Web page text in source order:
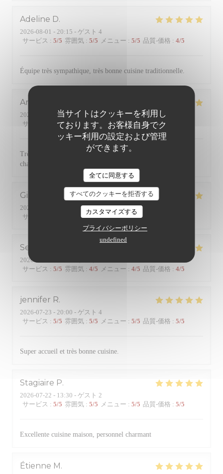
当サイトはクッキーを利用し
ております。お客様自身でク
ッキー利用の設定および管理
ができます。
全てに同意する
すべてのクッキーを拒否する
カスタマイズする
プライバシーポリシー
undefined
Adeline D
2026-08-01 - 20:15 - ゲスト 4
サービス : 5/5 雰囲気 : 5/5 メニュー : 5/5 品質-価格 : 4/5
Équipe très sympathique, très bonne cuisine traditionnelle.
Anne
2026-07-31
- 20:00 - ゲスト 4
サービス
/5 雰囲気: 5/5 メニュー: 5/5 品質-価格
Très bonne cuisine avec des produits de qualité. Service
chaleureux et efficace. Une référence dans le quartier
Gilles
2026-07-24
- 19:45 - ゲスト 2
サービス
雰囲気: 5/5 メニュー: 5/5
Serge
2026-07-24
サービス : 5/5 雰囲気 : 4/5 メニュー : 4/5 品質-価格 : 4/5
jennifer R
2026-07-23 - 20:00 - ゲスト 4
サービス : 5/5 雰囲気 : 5/5 メニュー : 5/5 品質-価格 : 5/5
Super accueil et très bonne cuisine.
Stagiaire P
2026-07-22 - 13:30 - ゲスト 2
サービス : 5/5 雰囲気 : 5/5 メニュー : 5/5 品質-価格 : 5/5
Excellente cuisine maison, personnel charmant
Étienne M